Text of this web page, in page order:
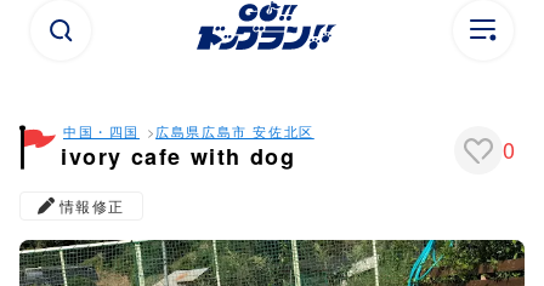
中国・四国 広島県広島市 安佐北区
ivory cafe with dog 0
情報修正